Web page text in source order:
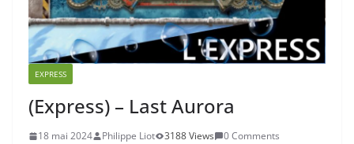
EXPRESS
(Express) – Last Aurora
18 mai 2024 Philippe Liot 3188 Views
0 Comments